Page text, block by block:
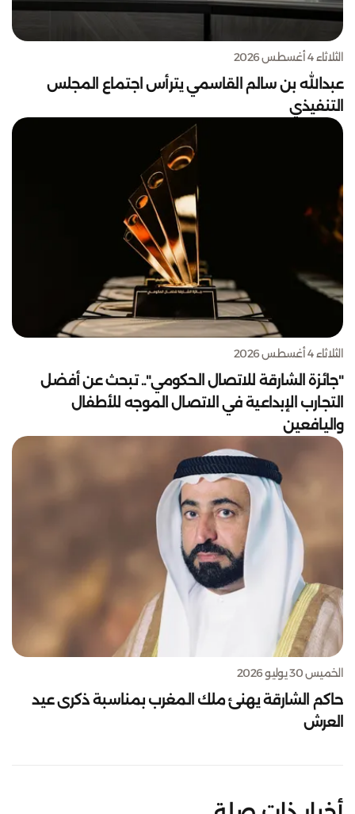
الثلاثاء 4 أغسطس 2026
عبدالله بن سالم القاسمي يترأس اجتماع المجلس
التنفيذي
الثلاثاء 4 أغسطس 2026
"جائزة الشارقة للاتصال الحكومي".. تبحث عن أفضل
التجارب الإبداعية في الاتصال الموجه للأطفال
واليافعين
الخميس 30 يوليو 2026
حاكم الشارقة يهنئ ملك المغرب بمناسبة ذكرى عيد
العرش